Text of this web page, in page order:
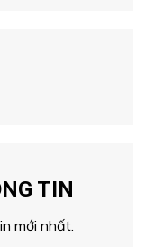
TIN
mới nhất.